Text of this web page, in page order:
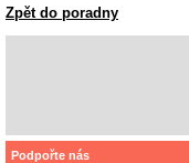
Zpět do poradny
Podpořte nás